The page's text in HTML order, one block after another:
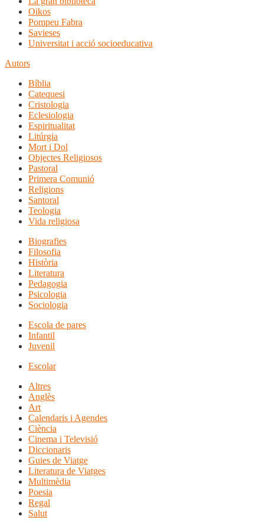
Oikos
Pompeu Fabra
Savieses
Universitat i acció socioeducativa
Autors
Bíblia
Catequesi
Cristologia
Eclesiologia
Espiritualitat
Litúrgia
Mort i Dol
Objectes Religiosos
Pastoral
Primera Comunió
Religions
Santoral
Teologia
Vida religiosa
Biografies
Filosofia
Història
Literatura
Pedagogia
Psicologia
Sociologia
Escola de pares
Infantil
Juvenil
Escolar
Altres
Anglès
Art
Calendaris i Agendes
Ciència
Cinema i Televisió
Diccionaris
Guies de Viatge
Literatura de Viatges
Multimèdia
Poesia
Regal
Salut